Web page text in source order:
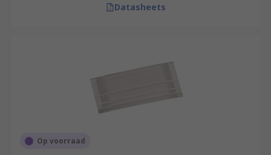
Datasheets
Op voorraad